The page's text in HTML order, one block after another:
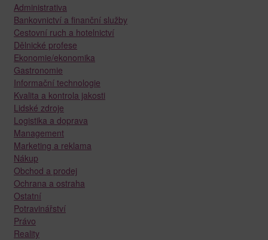
Administrativa
Bankovnictví a finanční služby
Cestovní ruch a hotelnictví
Dělnické profese
Ekonomie/ekonomika
Gastronomie
Informační technologie
Kvalita a kontrola jakosti
Lidské zdroje
Logistika a doprava
Management
Marketing a reklama
Nákup
Obchod a prodej
Ochrana a ostraha
Ostatní
Potravinářství
Právo
Reality